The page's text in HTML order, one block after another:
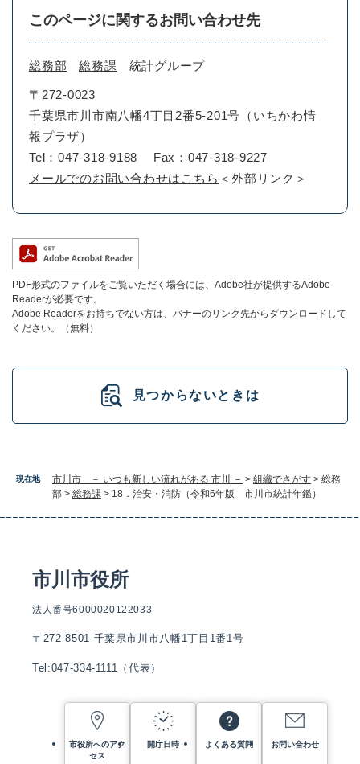
現在地 市川市 － いつも新しい流れがある 市川 － > 組織でさがす > 総務
部 > 総務課 > 18．治安・消防（令和6年版 市川市統計年鑑）
このページに関するお問い合わせ先
総務部 総務課 統計グループ
〒272-0023
千葉県市川市南八幡4丁目2番5-201号（いちかわ情
報プラザ）
Tel：047-318-9188
Fax：047-318-9227
メールでのお問い合わせはこちら ＜外部リンク＞
PDF形式のファイルをご覧いただく場合には、Adobe社が提供するAdobe
Readerが必要です。
Adobe Readerをお持ちでない方は、バナーのリンク先からダウンロードして
ください。（無料）
見つからないときは
市川市役所
法人番号6000020122033
〒272-8501 千葉県市川市八幡1丁目1番1号
Tel:047-334-1111（代表）
市役所へのアク
セス
開庁日時 よくある質問 お問い合わせ